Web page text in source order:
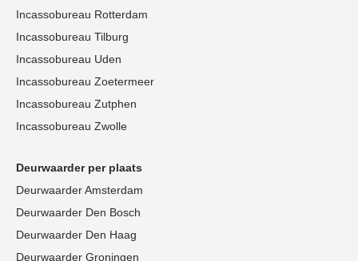
Incassobureau Rotterdam
Incassobureau Tilburg
Incassobureau Uden
Incassobureau Zoetermeer
Incassobureau Zutphen
Incassobureau Zwolle
Deurwaarder per plaats
Deurwaarder Amsterdam
Deurwaarder Den Bosch
Deurwaarder Den Haag
Deurwaarder Groningen